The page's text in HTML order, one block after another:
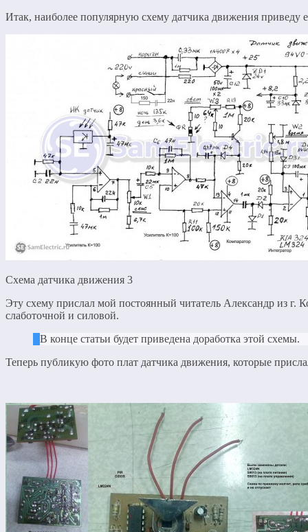
Итак, наиболее популярную схему датчика движения приведу
Схема датчика движения 3
Эту схему прислал мой постоянный читатель Александр из г.
слаботочной и силовой.
В конце статьи будет приведена доработка этой схемы.
Теперь публикую фото плат датчика движения, которые